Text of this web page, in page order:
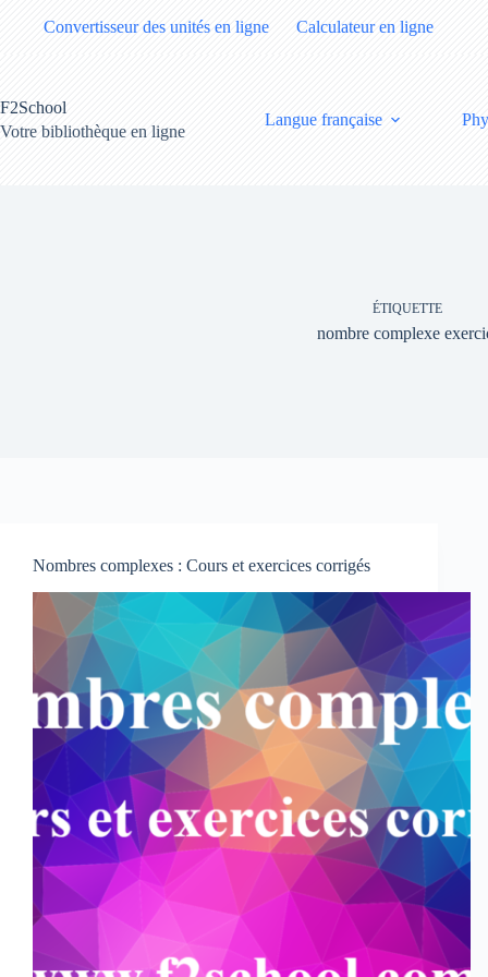
Convertisseur des unités en ligne Calculateur en ligne
F2School
Votre bibliothèque en ligne
Langue française
ÉTIQUETTE
nombre complexe
Nombres complexes : Cours et exercices corrigés